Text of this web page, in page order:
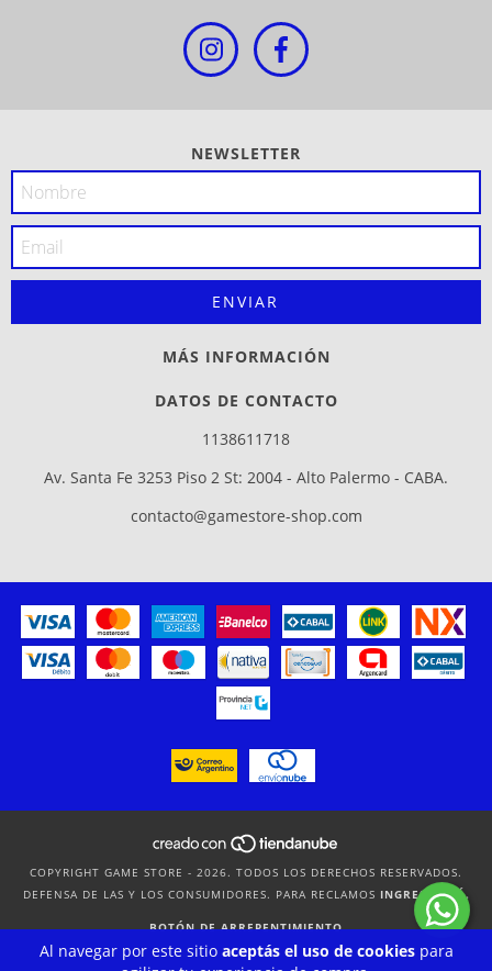
Al navegar por este sitio aceptás el uso de cookiespara
NEWSLETTER
MÁS INFORMACIÓN
DATOS DE CONTACTO
1138611718
Av. Santa Fe 3253 Piso 2 St: 2004 - Alto Palermo - CABA.
contacto@gamestore-shop.com
COPYRIGHT GAME STORE - 2026. TODOS LOS DERECHOS RESERVADOS.
DEFENSA DE LAS Y LOS CONSUMIDORES. PARA RECLAMOS INGRESÁ ACÁ.
BOTÓN DE ARREPENTIMIENTO